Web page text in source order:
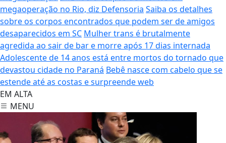
megaoperação no Rio, diz Defensoria Saiba os detalhes
sobre os corpos encontrados que podem ser de amigos
desaparecidos em SC Mulher trans é brutalmente
agredida ao sair de bar e morre após 17 dias internada
Adolescente de 14 anos está entre mortos do tornado que
devastou cidade no Paraná Bebê nasce com cabelo que se
estende até as costas e surpreende web
EM ALTA
MENU